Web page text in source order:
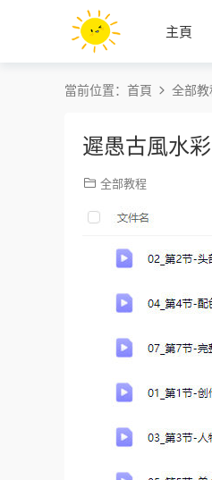
主頁
當前位置： 首頁 全部教
遲愚古風水
全部教程